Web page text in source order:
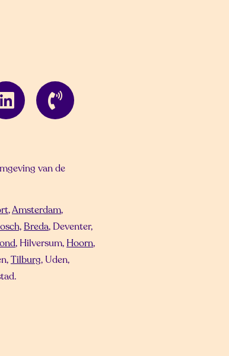
van de
,Amsterdam,
Breda, Deventer,
, Hilversum, Hoorn,
Tilburg, Uden,